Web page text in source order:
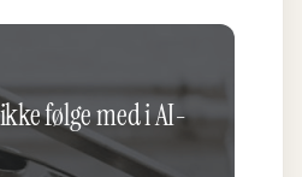
følge med i AI-